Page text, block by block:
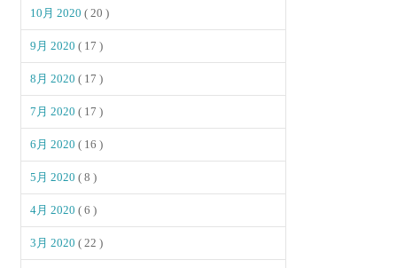
10月 2020( 20 )
9月 2020( 17 )
8月 2020( 17 )
7月 2020( 17 )
6月 2020( 16 )
5月 2020( 8 )
4月 2020( 6 )
3月 2020( 22 )